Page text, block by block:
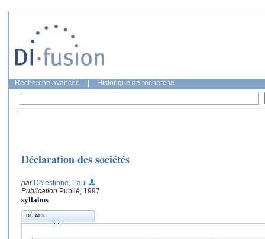
Recherche avancée Historique de recherche
Déclaration des sociétés
par Delestinne, Paul
Publication Publié, 1997
syllabus
DÉTAILS